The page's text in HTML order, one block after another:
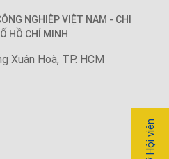
NGHIỆPVIỆT NAM - CHI
HỒ CHÍ MINH
Xuân Hoà, TP. HCM